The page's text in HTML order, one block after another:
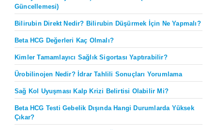
Güncellemesi)
Bilirubin Direkt Nedir? Bilirubin Düşürmek İçin Ne Yapmalı?
Beta HCG Değerleri Kaç Olmalı?
Kimler Tamamlayıcı Sağlık Sigortası Yaptırabilir?
Ürobilinojen Nedir? İdrar Tahlili Sonuçları Yorumlama
Sağ Kol Uyuşması Kalp Krizi Belirtisi Olabilir Mi?
Beta HCG Testi Gebelik Dışında Hangi Durumlarda Yüksek
Çıkar?